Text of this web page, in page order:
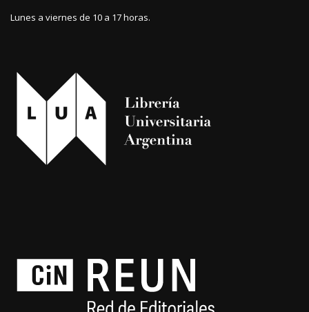
Lunes a viernes de 10 a 17 horas.